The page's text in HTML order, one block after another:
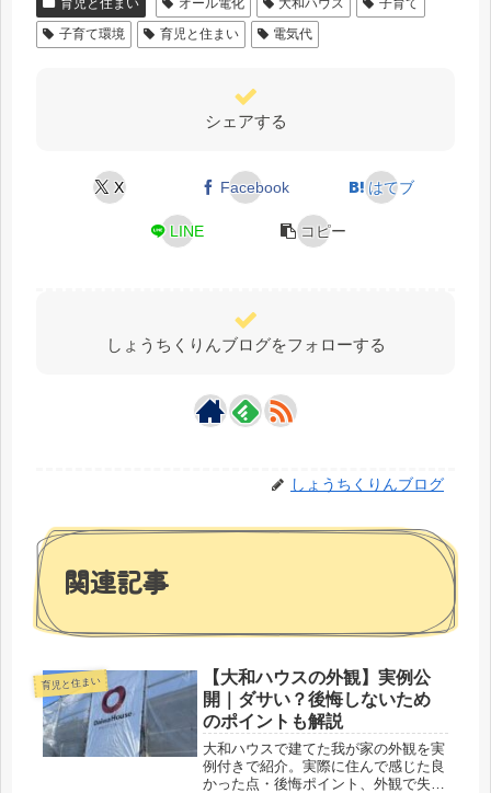
育児と住まい オール電化 大和ハウス
子育て
子育て環境
育児と住まい 電気代
シェアする
X Facebook はてブ
LINE コピー
しょうちくりんブログをフォローする
しょうちくりんブログ
関連記事
育児と住まい
【大和ハウスの外観】実例公
開｜ダサい？後悔しないため
のポイントも解説
大和ハウスで建てた我が家の外観を実
例付きで紹介。実際に住んで感じた良
かった点・後悔ポイント、外観で失敗